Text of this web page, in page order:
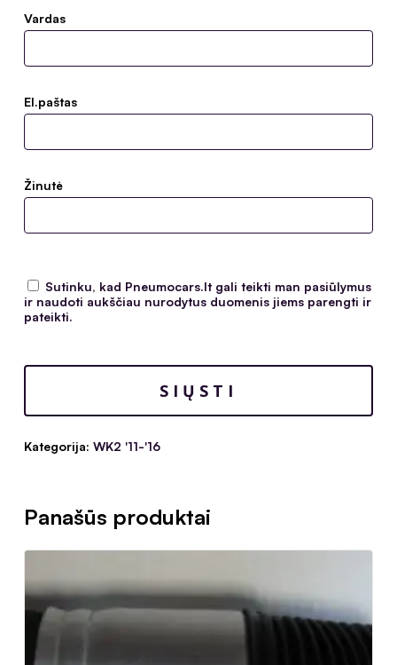
Vardas
El.paštas
Žinutė
Sutinku, kad Pneumocars.lt gali teikti man pasiūlymus
ir naudoti aukščiau nurodytus duomenis jiems parengti ir
pateikti.
Kategorija: WK2 '11-'16
Panašūs produktai